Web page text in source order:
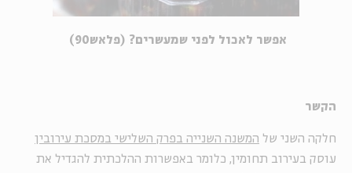
אפשר לאכול לפני שמעשרים? (פלאש90)
הקשר
חלקה השני של המשנה השנייה בפרק השלישי במסכת עירובין
עוסק בעירוב תחומין, כלומר באפשרות ההלכתית להגדיל את